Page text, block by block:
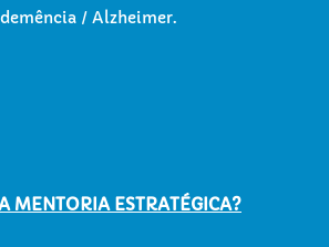
/ Alzheimer.
MENTORIA ESTRATÉGICA?